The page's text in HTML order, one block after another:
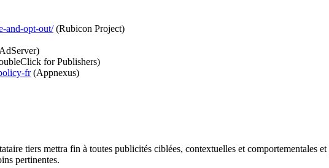
and-opt-out/(Rubicon Project)
for Publishers)
fr(Appnexus)
tiers mettra fin à toutes publicités ciblées, contextuelles et comportementales et
pertinentes.